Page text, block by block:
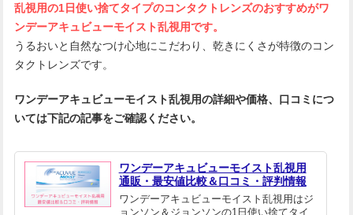
乱視用の1日使い捨てタイプのコンタクトレンズのおすすめがワ
ンデーアキュビューモイスト乱視用です。
うるおいと自然なつけ心地にこだわり、乾きにくさが特徴のコン
タクトレンズです。
ワンデーアキュビューモイスト乱視用の詳細や価格、口コミにつ
いては下記の記事をご確認ください。
ワンデーアキュビューモイスト乱視用
通販・最安値比較＆口コミ・評判情報
ワンデーアキュビューモイスト乱視用はジ
ョンソン＆ジョンソンの1日使い捨てタイ